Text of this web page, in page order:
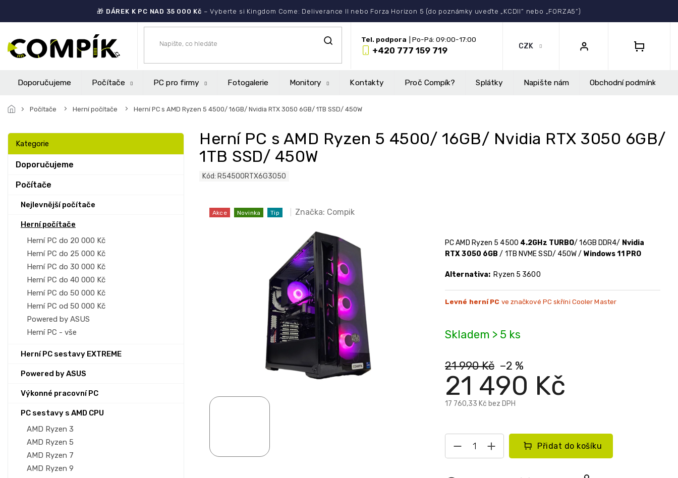
🎁 DÁREK K PC NAD 35 000 Kč – Vyberte si Kingdom Come: Deliverance II nebo Forza Horizon 5 (do poznámky uveďte „KCDII“ nebo „FORZA5“)
+420 777 159 719 CZK
NÁKUPNÍ
Doporučujeme Počítače PC pro firmy Fotogalerie Monitory Kontakty Proč Compík? Splátky Napište nám Obchodní podmínky
Počítače Herní počítače Herní PC s AMD Ryzen 5 4500/ 16GB/ Nvidia RTX 3050 6GB/ 1TB SSD/ 450W
oPřeskočit
kategorie
Kategorie
Doporučujeme
Počítače
Nejlevnější počítače
Herní počítače
Herní PC do 20 000 Kč
Herní PC do 25 000 Kč
Herní PC do 30 000 Kč
Herní PC do 40 000 Kč
Herní PC do 50 000 Kč
Herní PC od 50 000 Kč
Powered by ASUS
Herní PC - vše
Herní PC sestavy EXTREME
Powered by ASUS
Výkonné pracovní PC
PC sestavy s AMD CPU
AMD Ryzen 3
AMD Ryzen 5
AMD Ryzen 7
AMD Ryzen 9
Herní PC s AMD Ryzen 5 4500/ 16GB/ Nvidia RTX 3050 6GB/
1TB SSD/ 450W
Kód: R54500RTX6G3050
Akce Novinka Tip Značka: Compik
21 990 Kč –2 %
21 490 Kč
17 760,33 Kč bez DPH
Skladem > 5 ks
Přidat do košíku
PC AMD Ryzen 5 4500 4.2GHz TURBO/ 16GB DDR4/ Nvidia
RTX 3050 6GB / 1TB NVME SSD/ 450W / Windows 11 PRO
Alternativa: Ryzen 5 3600
Levné herní PC ve značkové PC skříni Cooler Master
Select Language ▼